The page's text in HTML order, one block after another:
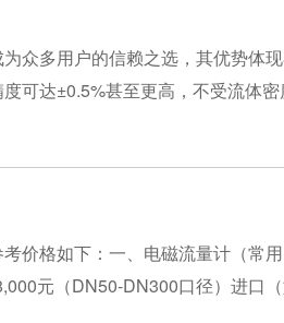
众多用户的信赖之选，其优势体
可达±0.5%甚至更高，不受流体
价格如下：‌一、电磁流量计（常
元（DN50-DN300口径）‌进口‌